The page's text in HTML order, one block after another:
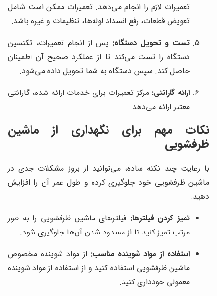
تعمیرات لازم را انجام می‌دهد. تعمیرات ممکن است شامل
تعویض قطعات، رفع انسداد لوله‌ها، تنظیمات و غیره باشد.
تست و تحویل دستگاه: پس از انجام تعمیرات، تکنسین
دستگاه را تست می‌کند تا از عملکرد صحیح آن اطمینان
حاصل کند. سپس دستگاه به شما تحویل داده می‌شود.
ارائه گارانتی: مرکز تعمیرات برای خدمات ارائه شده، گارانتی
معتبر ارائه می‌دهد.
نکات مهم برای نگهداری از ماشین
ظرفشویی
با رعایت چند نکته ساده، می‌توانید از بروز مشکلات جدی در
ماشین ظرفشویی خود جلوگیری کرده و طول عمر آن را افزایش
دهید:
تمیز کردن فیلترها: فیلترهای ماشین ظرفشویی را به طور
مرتب تمیز کنید تا از مسدود شدن آن‌ها جلوگیری شود.
استفاده از مواد شوینده مناسب: از مواد شوینده مخصوص
ماشین ظرفشویی استفاده کنید و از استفاده از مواد شوینده
معمولی خودداری کنید.